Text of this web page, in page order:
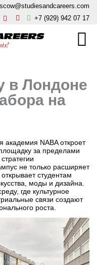
+7 (929) 942 07 17
в Лондоне
на
академия NABA откроет
за пределами
не только расширяет
студентам
моды и дизайна.
где культурное
связи создают
роста.